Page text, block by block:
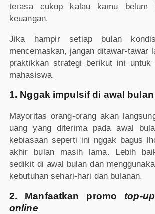
terasa cukup kalau kamu belum
keuangan.
Jika hampir setiap bulan
mencemaskan, jangan ditawar-tawar
praktikkan strategi berikut ini untuk
mahasiswa.
1. Nggak impulsif di awal bulan
Mayoritas orang-orang akan
uang yang diterima pada awal
kebiasaan seperti ini nggak bagus
akhir bulan masih lama. Lebih
sedikit di awal bulan dan
kebutuhan sehari-hari dan bulanan.
2. Manfaatkan promo top-up
online